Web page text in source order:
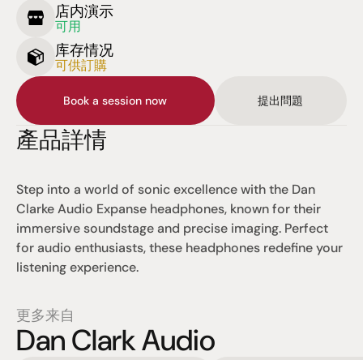
店内演示
可用
库存情况
可供訂購
Book a session now 提出問題
產品詳情
Step into a world of sonic excellence with the Dan
Clarke Audio Expanse headphones, known for their
immersive soundstage and precise imaging. Perfect
for audio enthusiasts, these headphones redefine your
listening experience.
更多来自
Dan Clark Audio